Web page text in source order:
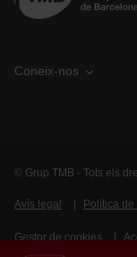
Coneix-nos
© Grup TMB - Tots els
Avís legal Política
Gestor de cookies